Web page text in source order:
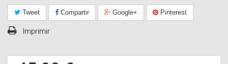
Tweet Compartir Google+ Pinterest
Imprimir